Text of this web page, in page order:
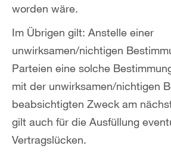
worden wäre.
Im Übrigen gilt: Anstelle einer
unwirksamen/nichtigen
Parteien eine solche
mit der unwirksamen/nichtigen
beabsichtigten Zweck am
gilt auch für die Ausfüllung
Vertragslücken.